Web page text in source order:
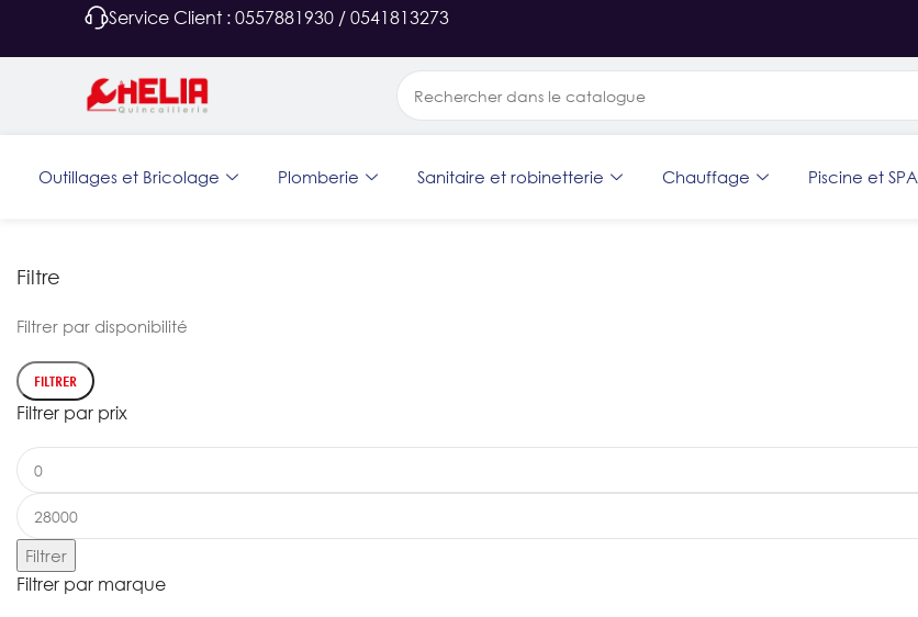
Service Client : 0557881930 / 0541813273
Outillages et Bricolage Plomberie Sanitaire et robinetterie Chauffage Piscine et SPA
Filtre
Filtrer par disponibilité
FILTRER
Filtrer par prix
Filtrer
Filtrer par marque